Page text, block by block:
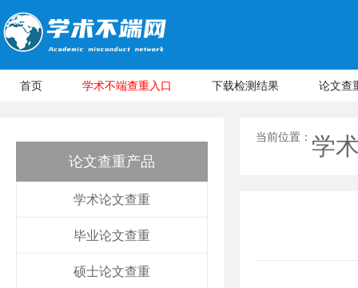
首页 学术不端查重入口 下载检测结果 论文查
论文查重产品
学术论文查重
毕业论文查重
硕士论文查重
当前位置： 学